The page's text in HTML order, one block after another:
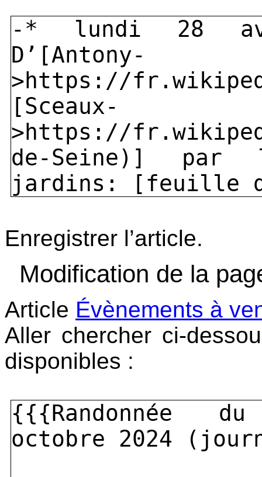
-* lundi 28
D’[Antony-
>https://
[Sceaux-
>https://
de-Seine)]
jardins: [feuille
Enregistrer l’article.
Modification de la
Article Évènements à
Aller chercher ci-
disponibles :
{{{Randonnée
octobre 2024